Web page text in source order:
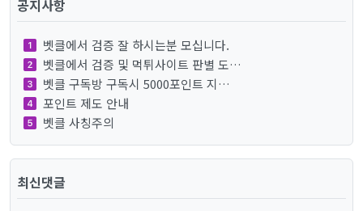
공지사항
벳클에서 검증 잘 하시는분 모십니다.
벳클에서 검증 및 먹튀사이트 판별 도…
벳클 구독방 구독시 5000포인트 지…
포인트 제도 안내
벳클 사칭주의
최신댓글